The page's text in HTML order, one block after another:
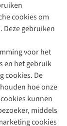
cookies om
Deze gebruiken
voor het
en het gebruik
cookies. De
hoe onze
kunnen
middels
cookies